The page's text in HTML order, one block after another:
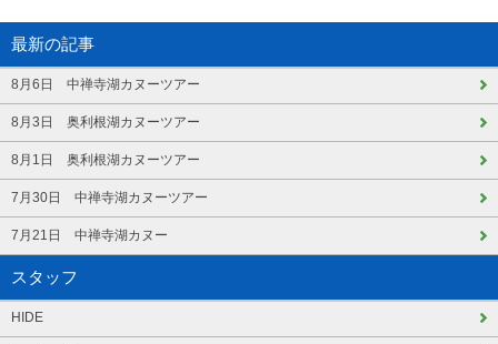
最新の記事
8月6日 中禅寺湖カヌーツアー
8月3日 奥利根湖カヌーツアー
8月1日 奥利根湖カヌーツアー
7月30日 中禅寺湖カヌーツアー
7月21日 中禅寺湖カヌー
スタッフ
HIDE